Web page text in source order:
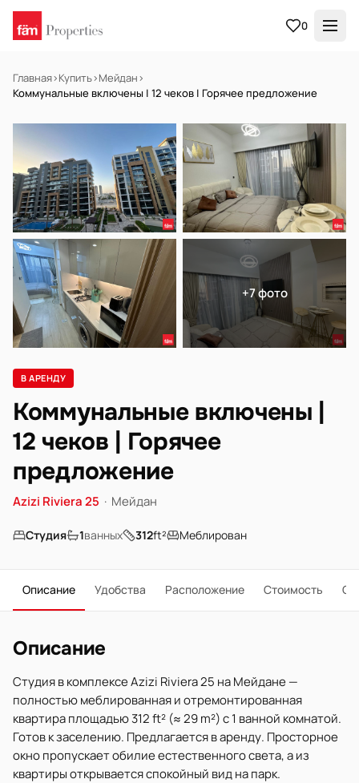
0
Главная›Купить›Мейдан›
Коммунальные включены | 12 чеков | Горячее предложение
Готов к заселению
+7 фото
В АРЕНДУ
Коммунальные включены |
12 чеков | Горячее
предложение
Azizi Riviera 25 · Мейдан
Студия 1ванных 312ft² Меблирован
Описание Удобства Расположение Стоимость О
Описание
Студия в комплексе Azizi Riviera 25 на Мейдане —
полностью меблированная и отремонтированная
квартира площадью 312 ft² (≈ 29 m²) с 1 ванной комнатой.
Готов к заселению. Предлагается в аренду. Просторное
окно пропускает обилие естественного света, а из
квартиры открывается спокойный вид на парк.